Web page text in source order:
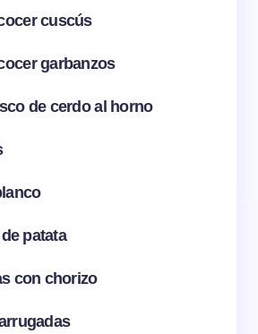
cuscús
garbanzos
de cerdo al horno
patata
con chorizo